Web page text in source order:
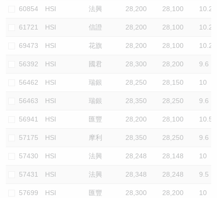
60854 HSI 法興 28,200 28,100 10.2
61721 HSI 信證 28,200 28,100 10.2
69473 HSI 花旗 28,200 28,100 10.2
56392 HSI 國君 28,300 28,200 9.6
56462 HSI 瑞銀 28,250 28,150 10
56463 HSI 瑞銀 28,350 28,250 9.6
56941 HSI 匯豐 28,200 28,100 10.5
57175 HSI 摩利 28,350 28,250 9.6
57430 HSI 法興 28,248 28,148 10
57431 HSI 法興 28,348 28,248 9.5
57699 HSI 匯豐 28,300 28,200 10
牛熊證文件及公告
牛熊證文件及公告 (瑞信)
ADR
收市競價變化